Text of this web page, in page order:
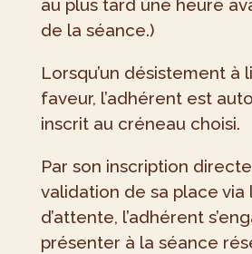
au plus tard une heure
de la séance.)
Lorsqu’un désistement à
faveur, l’adhérent est
inscrit au créneau choisi.
Par son inscription
validation de sa place via
d’attente, l’adhérent
présenter à la séance